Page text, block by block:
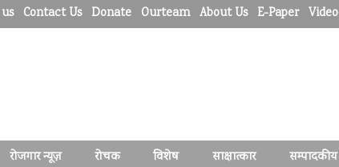
Contact Us Donate Ourteam About Us E-Paper Video
रोजगार न्यूज़ रोचक विशेष साक्षात्कार सम्पादकीय